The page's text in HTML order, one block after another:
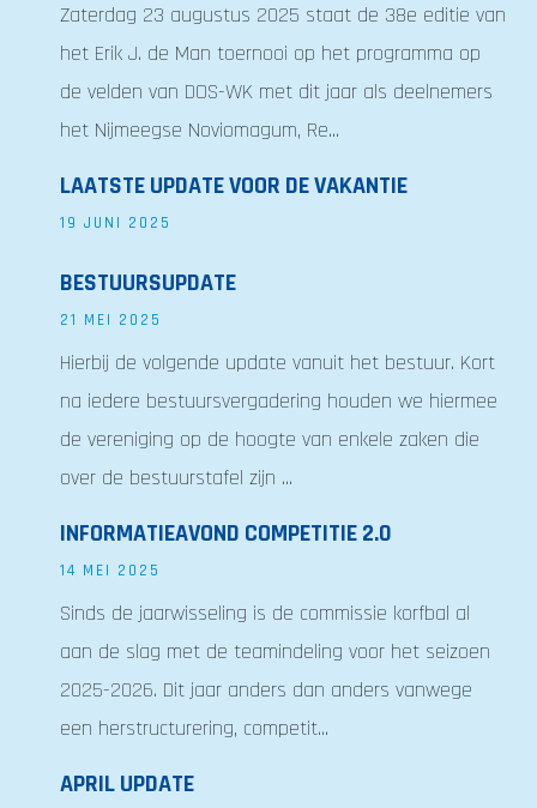
Zaterdag 23 augustus 2025 staat de 38e editie van
het Erik J. de Man toernooi op het programma op
de velden van DOS-WK met dit jaar als deelnemers
het Nijmeegse Noviomagum, Re...
LAATSTE UPDATE VOOR DE VAKANTIE
19 JUNI 2025
BESTUURSUPDATE
21 MEI 2025
Hierbij de volgende update vanuit het bestuur. Kort
na iedere bestuursvergadering houden we hiermee
de vereniging op de hoogte van enkele zaken die
over de bestuurstafel zijn ...
INFORMATIEAVOND COMPETITIE 2.0
14 MEI 2025
Sinds de jaarwisseling is de commissie korfbal al
aan de slag met de teamindeling voor het seizoen
2025-2026. Dit jaar anders dan anders vanwege
een herstructurering, competit...
APRIL UPDATE